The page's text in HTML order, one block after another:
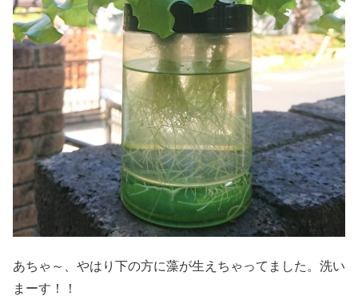
あちゃ～、やはり下の方に藻が生えちゃってました。洗い
まーす！！